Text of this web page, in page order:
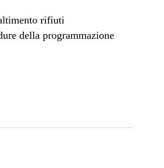
rifiuti
della programmazione